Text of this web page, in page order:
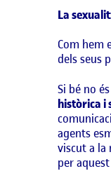
La
Com hem
dels seus
Si bé no
històrica i
agents
viscut a la
per